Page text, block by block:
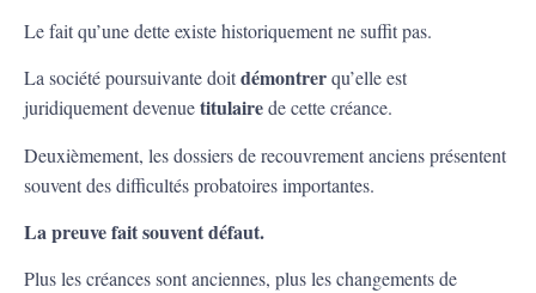
Le fait qu’une dette existe historiquement ne suffit pas.
La société poursuivante doitdémontrerqu’elle est
juridiquement devenuetitulairede cette créance.
Deuxièmement, les dossiers de recouvrement anciens présentent
souvent des difficultés probatoires importantes.
La preuve fait souvent défaut.
Plus les créances sont anciennes, plus les changements de